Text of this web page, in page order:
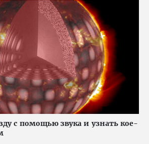
с помощью звука и узнать кое-